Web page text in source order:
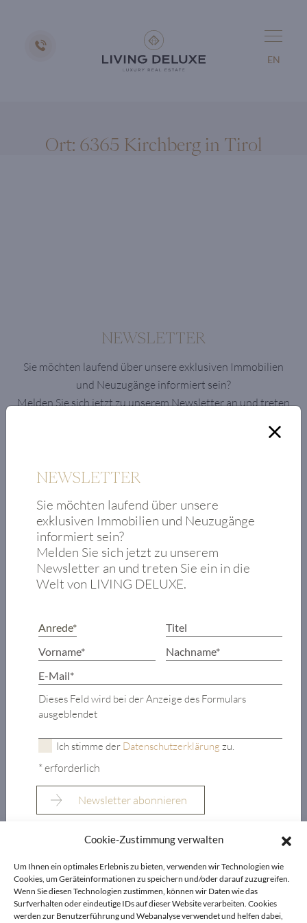
Cookie-Zustimmung verwalten
Um Ihnen ein optimales Erlebnis zu bieten, verwenden wir Technologien wie
Cookies, um Geräteinformationen zu speichern und/oder darauf zuzugreifen.
Wenn Sie diesen Technologien zustimmen, können wir Daten wie das
Surfverhalten oder eindeutige IDs auf dieser Website verarbeiten. Cookies
werden zur Benutzerführung und Webanalyse verwendet und helfen dabei,
EN
Ort: 6365 Kirchberg in Tirol
NEWSLETTER
Sie möchten laufend über unsere exklusiven Immobilien
und Neuzugänge informiert sein?
Melden Sie sich jetzt zu unserem Newsletter an und treten
Dieses Feld wird bei der Anzeige des Formulars ausgeblendet
Ich stimme der Datenschutzerklärung
KONTAKT
LIVING DELUXE
Real Estate GmbH
Seecorso 3 | 9220 Velden am Wörthersee
+43 4274 38244
info@livingdeluxe.com
Real Estate GmbH
Schäfflerstraße 3 | 80333 München
NEWSLETTER
Sie möchten laufend über unsere
exklusiven Immobilien und Neuzugänge
informiert sein?
Melden Sie sich jetzt zu unserem
Newsletter an und treten Sie ein in die
Welt von LIVING DELUXE.
Dieses Feld wird bei der Anzeige des Formulars
ausgeblendet
Ich stimme der Datenschutzerklärung zu.
* erforderlich